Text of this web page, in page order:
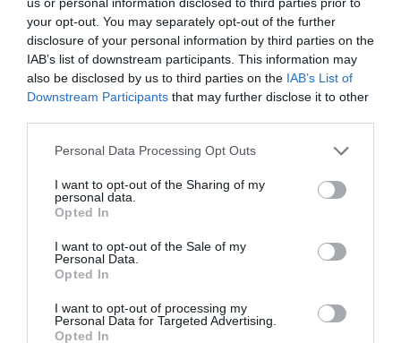
your opt-out. You may separately opt-out of the further
disclosure of your personal information by third parties on the
IAB’s list of downstream participants. This information may
also be disclosed by us to third parties on the IAB’s List of
Downstream Participants that may further disclose it to other
Personal Data Processing Opt Outs
I want to opt-out of the Sharing of my
personal data.
Opted In
I want to opt-out of the Sale of my
Personal Data.
Opted In
I want to opt-out of processing my
Personal Data for Targeted Advertising.
Opted In
ΔΕΊΤΕ ΕΠΊΣΗΣ...